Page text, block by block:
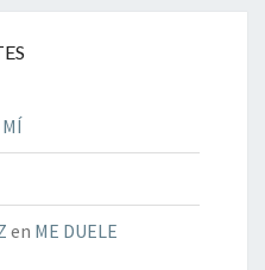
en ME DUELE